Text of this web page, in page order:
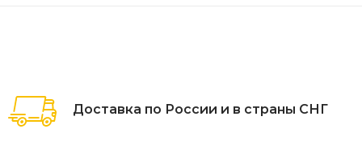
Доставка по России и в страны СНГ